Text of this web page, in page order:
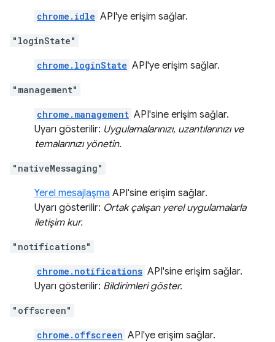
chrome.idle API'ye erişim sağlar.
"loginState"
chrome.loginState API'ye erişim sağlar.
"management"
chrome.management API'sine erişim sağlar.
Uyarı gösterilir: Uygulamalarınızı, uzantılarınızı ve
temalarınızı yönetin.
"nativeMessaging"
Yerel mesajlaşma API'sine erişim sağlar.
Uyarı gösterilir: Ortak çalışan yerel uygulamalarla
iletişim kur.
"notifications"
chrome.notifications API'sine erişim sağlar.
Uyarı gösterilir: Bildirimleri göster.
"offscreen"
chrome.offscreen API'ye erişim sağlar.